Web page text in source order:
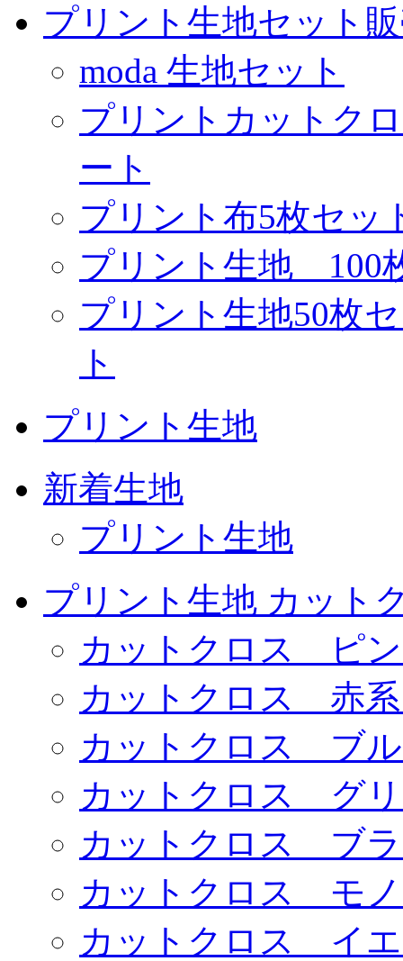
プリント生地セット
moda 生地セット
プリントカットク
ート
プリント布5枚セ
プリント生地 100
プリント生地50枚
ト
プリント生地
新着生地
プリント生地
プリント生地 カット
カットクロス ピ
カットクロス 赤
カットクロス ブ
カットクロス グ
カットクロス ブ
カットクロス モ
カットクロス イ